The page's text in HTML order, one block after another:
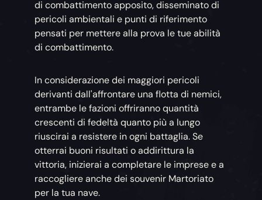
di combattimento apposito, disseminato di
pericoli ambientali e punti di riferimento
pensati per mettere alla prova le tue abilità
di combattimento.
In considerazione dei maggiori pericoli
derivanti dall'affrontare una flotta di nemici,
entrambe le fazioni offriranno quantità
crescenti di fedeltà quanto più a lungo
riuscirai a resistere in ogni battaglia. Se
otterrai buoni risultati o addirittura la
vittoria, inizierai a completare le imprese e a
raccogliere anche dei souvenir Martoriato
per la tua nave.